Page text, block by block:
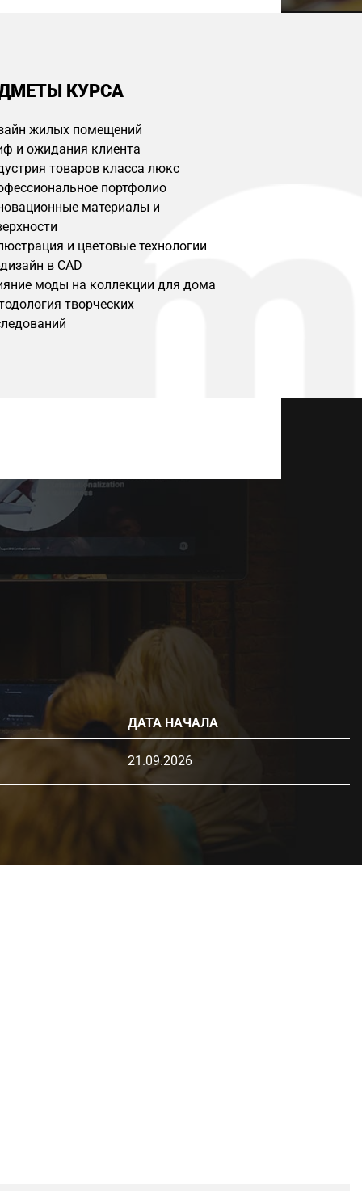
КУРСА
жилых помещений
и ожидания клиента
товаров класса люкс
портфолио
материалы и
и цветовые технологии
в CAD
моды на коллекции для дома
творческих
ДАТА НАЧАЛА
21.09.2026